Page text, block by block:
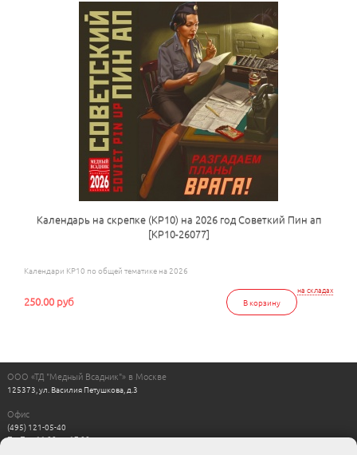
Календарь на скрепке (КР10) на 2026 год Советкий Пин ап
[КР10-26077]
Календари КР10 по общей тематике на 2026
на складах
В корзину
250.00 руб
ООО «ТД "Медный Всадник"» в Москве
125373, ул. Василия Петушкова, д.3
Офис
(495) 121-05-40
Пн-Пт с 11:00 до 17:00